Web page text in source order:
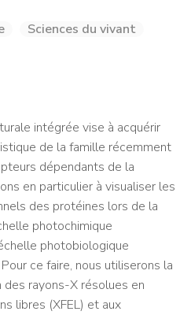
Sciences du vivant
intégrée vise à acquérir
de la famille récemment
dépendants de la
en particulier à visualiser les
des protéines lors de la
photochimique
photobiologique
ce faire, nous utiliserons la
rayons-X résolues en
libres (XFEL) et aux